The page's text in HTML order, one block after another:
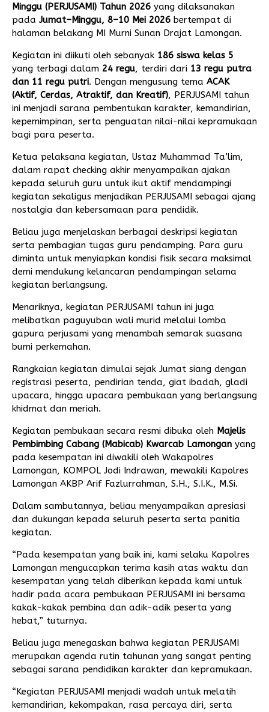
Minggu (PERJUSAMI) Tahun 2026 yang dilaksanakan
pada Jumat–Minggu, 8–10 Mei 2026 bertempat di
halaman belakang MI Murni Sunan Drajat Lamongan.
Kegiatan ini diikuti oleh sebanyak 186 siswa kelas 5
yang terbagi dalam 24 regu, terdiri dari 13 regu putra
dan 11 regu putri. Dengan mengusung tema ACAK
(Aktif, Cerdas, Atraktif, dan Kreatif), PERJUSAMI tahun
ini menjadi sarana pembentukan karakter, kemandirian,
kepemimpinan, serta penguatan nilai-nilai kepramukaan
bagi para peserta.
Ketua pelaksana kegiatan, Ustaz Muhammad Ta’lim,
dalam rapat checking akhir menyampaikan ajakan
kepada seluruh guru untuk ikut aktif mendampingi
kegiatan sekaligus menjadikan PERJUSAMI sebagai ajang
nostalgia dan kebersamaan para pendidik.
Beliau juga menjelaskan berbagai deskripsi kegiatan
serta pembagian tugas guru pendamping. Para guru
diminta untuk menyiapkan kondisi fisik secara maksimal
demi mendukung kelancaran pendampingan selama
kegiatan berlangsung.
Menariknya, kegiatan PERJUSAMI tahun ini juga
melibatkan paguyuban wali murid melalui lomba
gapura perjusami yang menambah semarak suasana
bumi perkemahan.
Rangkaian kegiatan dimulai sejak Jumat siang dengan
registrasi peserta, pendirian tenda, giat ibadah, gladi
upacara, hingga upacara pembukaan yang berlangsung
khidmat dan meriah.
Kegiatan pembukaan secara resmi dibuka oleh Majelis
Pembimbing Cabang (Mabicab) Kwarcab Lamongan yang
pada kesempatan ini diwakili oleh Wakapolres
Lamongan, KOMPOL Jodi Indrawan, mewakili Kapolres
Lamongan AKBP Arif Fazlurrahman, S.H., S.I.K., M.Si.
Dalam sambutannya, beliau menyampaikan apresiasi
dan dukungan kepada seluruh peserta serta panitia
kegiatan.
“Pada kesempatan yang baik ini, kami selaku Kapolres
Lamongan mengucapkan terima kasih atas waktu dan
kesempatan yang telah diberikan kepada kami untuk
hadir pada acara pembukaan PERJUSAMI ini bersama
kakak-kakak pembina dan adik-adik peserta yang
hebat,” tuturnya.
Beliau juga menegaskan bahwa kegiatan PERJUSAMI
merupakan agenda rutin tahunan yang sangat penting
sebagai sarana pendidikan karakter dan kepramukaan.
“Kegiatan PERJUSAMI menjadi wadah untuk melatih
kemandirian, kekompakan, rasa percaya diri, serta